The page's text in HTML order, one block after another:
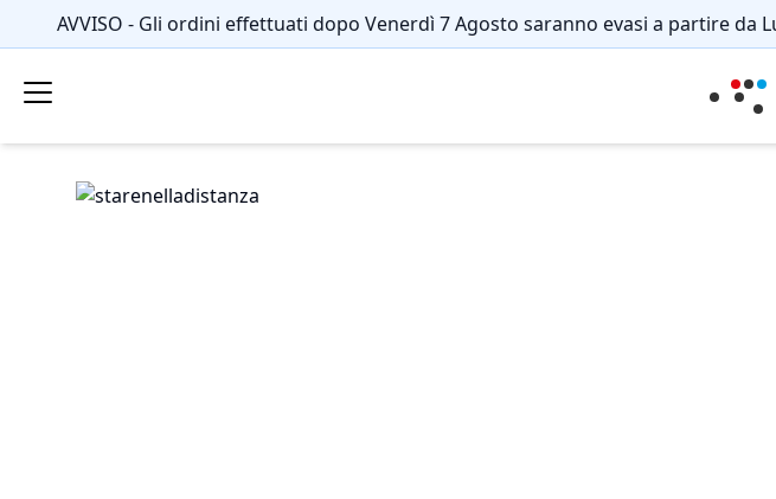
AVVISO - Gli ordini effettuati dopo Venerdì 7 Agosto saranno evasi a partire da